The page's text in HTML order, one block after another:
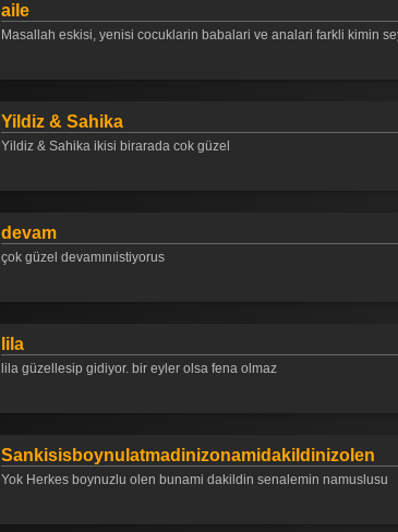
aile
Masallah eskisi, yenisi cocuklarin babalari ve analari farkli kimin
Yildiz & Sahika
Yildiz & Sahika ikisi birarada cok güzel
devam
çok güzel devamınıistiyorus
lila
lila güzellesip gidiyor. bir eyler olsa fena olmaz
Sankisisboynulatmadinizonamidakildinizolen
Yok Herkes boynuzlu olen bunami dakildin senalemin namuslusu